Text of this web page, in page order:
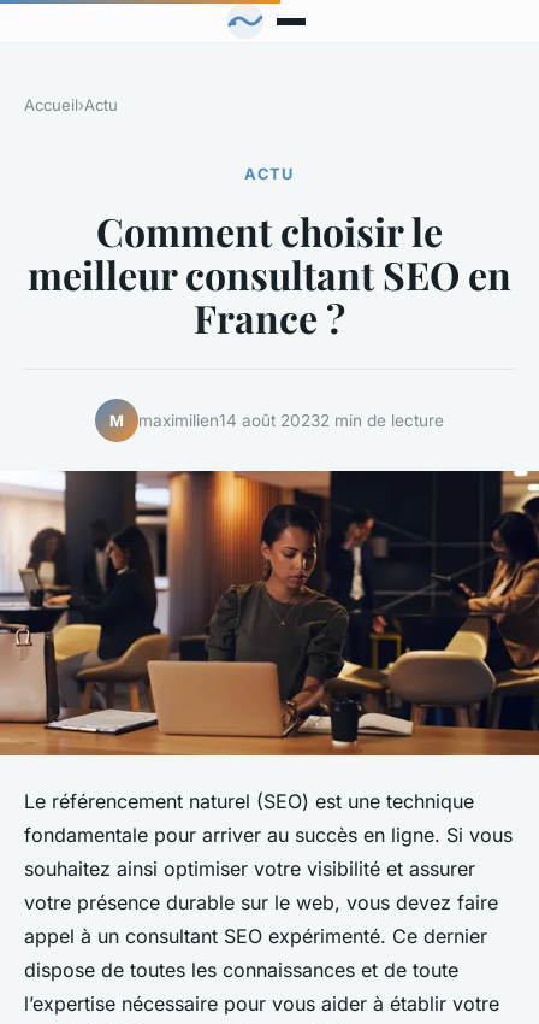
Accueil›Actu
ACTU
Comment choisir le
meilleur consultant SEO en
France ?
M maximilien14 août 20232 min de lecture
Le référencement naturel (SEO) est une technique
fondamentale pour arriver au succès en ligne. Si vous
souhaitez ainsi optimiser votre visibilité et assurer
votre présence durable sur le web, vous devez faire
appel à un consultant SEO expérimenté. Ce dernier
dispose de toutes les connaissances et de toute
l’expertise nécessaire pour vous aider à établir votre